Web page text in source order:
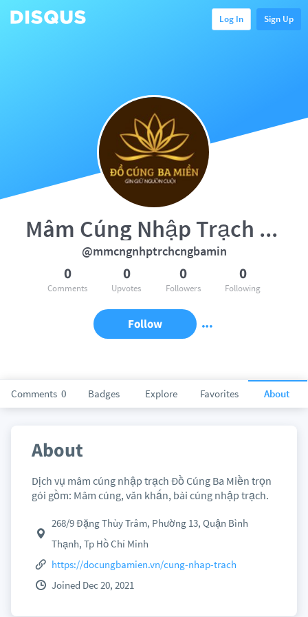
Log In Sign Up
Comments 0 Badges Explore Favorites About
Mâm Cúng Nhập Trạch Đồ Cúng Ba
@mmcngnhptrchcngbamin
0
Comments
0
Upvotes
0
Followers
0
Following
Follow
About
Dịch vụ mâm cúng nhập trạch Đồ Cúng Ba Miền trọn
gói gồm: Mâm cúng, văn khấn, bài cúng nhập trạch.
268/9 Đặng Thùy Trâm, Phường 13, Quận Bình
Thạnh, Tp Hồ Chí Minh
https://docungbamien.vn/cung-nhap-trach
Joined Dec 20, 2021